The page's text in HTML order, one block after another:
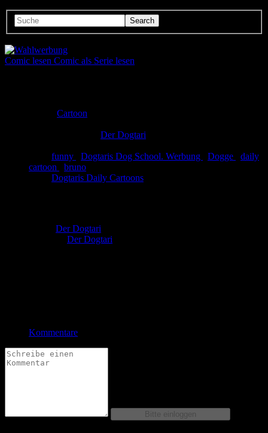
Comic lesen Comic als Serie lesen
Cartoon
Der Dogtari
funny Dogtaris Dog School. Werbung Dogge
daily
cartoon
bruno
Dogtaris Daily Cartoons
Der Dogtari
Der Dogtari
Kommentare